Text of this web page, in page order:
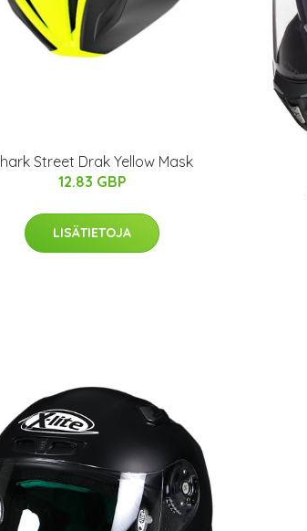
Street Drak Yellow Mask
12.83 GBP
LISÄTIETOJA